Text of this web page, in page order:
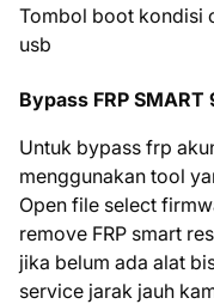
Tombol boot kondisi
usb
Bypass FRP SMART
Untuk bypass frp
menggunakan tool
Open file select
remove FRP smart
jika belum ada alat
service jarak jauh